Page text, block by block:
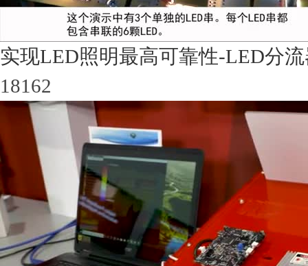
实现LED照明最高可靠性-LED分
18162